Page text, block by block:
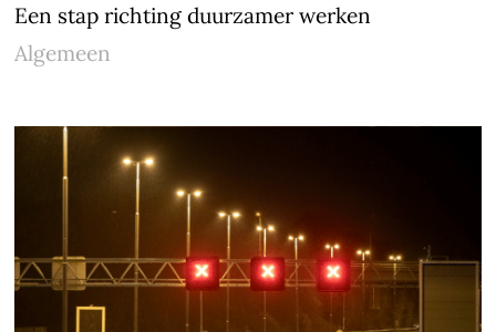
Een stap richting duurzamer werken
Algemeen